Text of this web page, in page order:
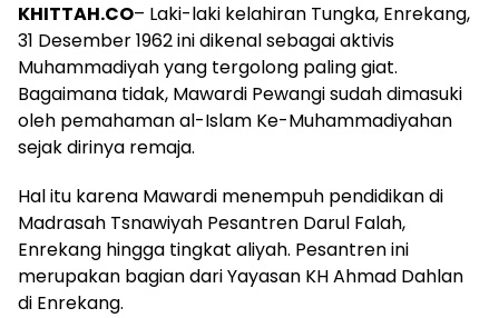
KHITTAH.CO– Laki-laki kelahiran Tungka, Enrekang,
31 Desember 1962 ini dikenal sebagai aktivis
Muhammadiyah yang tergolong paling giat.
Bagaimana tidak, Mawardi Pewangi sudah dimasuki
oleh pemahaman al-Islam Ke-Muhammadiyahan
sejak dirinya remaja.
Hal itu karena Mawardi menempuh pendidikan di
Madrasah Tsnawiyah Pesantren Darul Falah,
Enrekang hingga tingkat aliyah. Pesantren ini
merupakan bagian dari Yayasan KH Ahmad Dahlan
di Enrekang.